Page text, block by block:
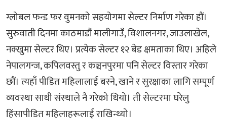
ग्लोबल फन्ड फर वुमनको सहयोगमा सेल्टर निर्माण गरेका हौं।
सुरुवाती दिनमा काठमाडौं मालीगाउँ, विशालनगर, जाउलाखेल,
नक्खुमा सेल्टर थिए। प्रत्येक सेल्टर १२ बेड क्षमताका थिए। अहिले
नेपालगन्ज, कपिलवस्तु र कञ्चनपुरमा पनि सेल्टर विस्तार गरेका
छौं। त्यहाँ पीडित महिलालाई बस्ने, खाने र सुरक्षाका लागि सम्पूर्ण
व्यवस्था साथी संस्थाले नै गरेको थियो। ती सेल्टरमा घरेलु
हिंसापीडित महिलाहरूलाई राखिन्थ्यो।